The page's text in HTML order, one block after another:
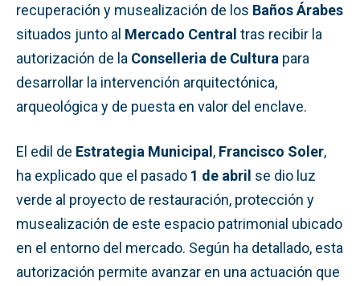
recuperación y musealización de los Baños Árabes
situados junto al Mercado Central tras recibir la
autorización de la Conselleria de Cultura para
desarrollar la intervención arquitectónica,
arqueológica y de puesta en valor del enclave.
El edil de Estrategia Municipal, Francisco Soler,
ha explicado que el pasado 1 de abril se dio luz
verde al proyecto de restauración, protección y
musealización de este espacio patrimonial ubicado
en el entorno del mercado. Según ha detallado, esta
autorización permite avanzar en una actuación que